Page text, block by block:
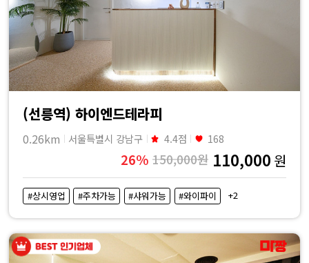
(선릉역) 하이엔드테라피
0.26km 서울특별시 강남구 4.4점 168
26% 150,000원 110,000 원
#상시영업 #주차가능 #샤워가능 #와이파이 +2